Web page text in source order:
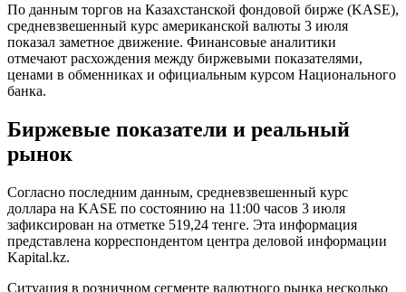
По данным торгов на Казахстанской фондовой бирже (KASE),
средневзвешенный курс американской валюты 3 июля
показал заметное движение. Финансовые аналитики
отмечают расхождения между биржевыми показателями,
ценами в обменниках и официальным курсом Национального
банка.
Биржевые показатели и реальный
рынок
Согласно последним данным, средневзвешенный курс
доллара на KASE по состоянию на 11:00 часов 3 июля
зафиксирован на отметке 519,24 тенге. Эта информация
представлена корреспондентом центра деловой информации
Kapital.kz.
Ситуация в розничном сегменте валютного рынка несколько